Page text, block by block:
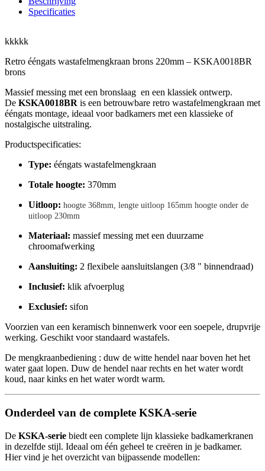
Specificaties
kkkkk
Retro ééngats wastafelmengkraan brons 220mm – KSKA0018BR
brons
Massief messing met een bronslaag en een klassiek ontwerp.
De KSKA0018BR is een betrouwbare retro wastafelmengkraan met
ééngats montage, ideaal voor badkamers met een klassieke of
nostalgische uitstraling.
Productspecificaties:
Type: ééngats wastafelmengkraan
Totale hoogte: 370mm
Uitloop: hoogte 368mm, lengte uitloop 165mm hoogte onder de
uitloop 230mm
Materiaal: massief messing met een duurzame
chroomafwerking
Aansluiting: 2 flexibele aansluitslangen (3/8 " binnendraad)
Inclusief: klik afvoerplug
Exclusief: sifon
Voorzien van een keramisch binnenwerk voor een soepele, drupvrije
werking. Geschikt voor standaard wastafels.
De mengkraanbediening : duw de witte hendel naar boven het het
water gaat lopen. Duw de hendel naar rechts en het water wordt
koud, naar kinks en het water wordt warm.
Onderdeel van de complete KSKA-serie
De KSKA-serie biedt een complete lijn klassieke badkamerkranen
in dezelfde stijl. Ideaal om één geheel te creëren in je badkamer.
Hier vind je het overzicht van bijpassende modellen: